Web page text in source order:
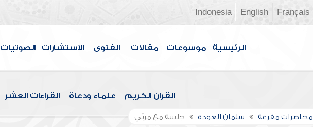
Français
English
Indonesia
الرئيسية موسوعات مقالات الفتوى الاستشارات الصوتيات
القرآن الكريم علماء ودعاة القراءات العشر
محاضرات مفرغة سلمان العودة جلسة مع مربّي